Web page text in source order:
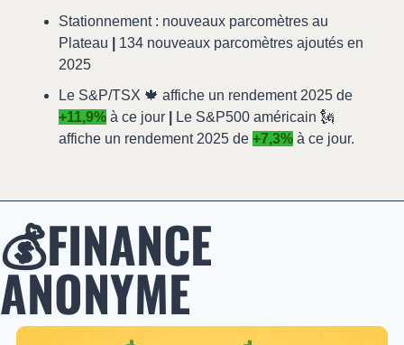
Stationnement : nouveaux parcomètres au
Plateau
134 nouveaux parcomètres ajoutés en
2025
Le S&P/TSX 🍁
+11,9% à ce jour Le S&P500 américain 🗽
affiche un rendement 2025 de +7,3% à ce jour.
💰FINANCE
ANONYME